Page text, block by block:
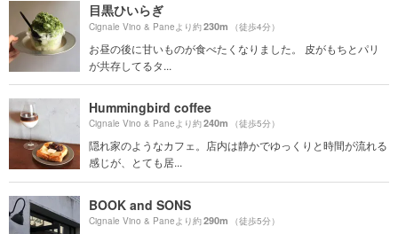
目黒ひいらぎ
Cignale Vino & Paneより約230m （徒歩4分）
お昼の後に甘いものが食べたくなりました。 皮がもちとパリ
が共存してるタ...
Hummingbird coffee
Cignale Vino & Paneより約240m （徒歩5分）
隠れ家のようなカフェ。店内は静かでゆっくりと時間が流れる
感じが、とても居...
BOOK and SONS
Cignale Vino & Paneより約290m （徒歩5分）